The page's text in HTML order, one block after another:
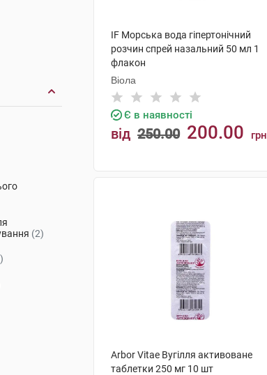
(2)
IF Морська вода гіпертонічний
розчин спрей назальний 50 мл 1
флакон
Віола
Є в наявності
від 250.00 200.00 грн
Arbor Vitae Вугілля активоване
таблетки 250 мг 10 шт